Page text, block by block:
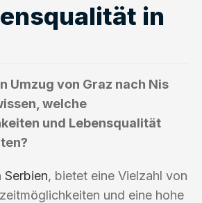
in
Umzug von Graz nach Nis
welche
und Lebensqualität
Serbien, bietet eine Vielzahl von
und eine hohe